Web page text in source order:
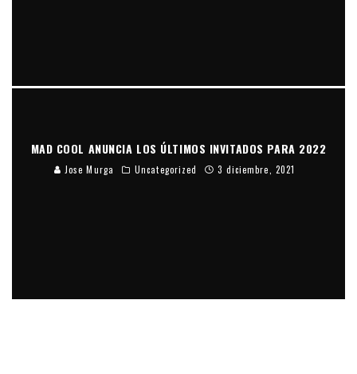
MAD COOL ANUNCIA LOS ÚLTIMOS INVITADOS PARA 2022
Jose Murga Uncategorized 3 diciembre, 2021